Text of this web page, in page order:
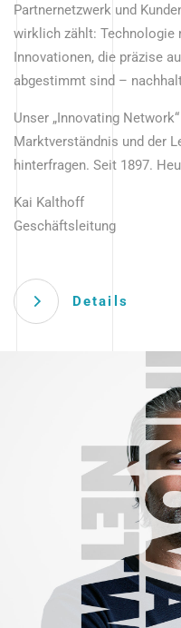
Partnernetzwerk und
wirklich zählt: Technologie
Innovationen, die präzise
abgestimmt sind –
Unser „Innovating
Marktverständnis und der
hinterfragen. Seit 1897.
Kai Kalthoff
Geschäftsleitung
Details